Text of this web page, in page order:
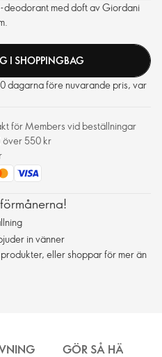
med doft av Giordani
I SHOPPINGBAG
dagarna före nuvarande pris, var
för Members vid beställningar
550 kr
in vänner
eller shoppar för mer än
GÖR SÅ HÄR